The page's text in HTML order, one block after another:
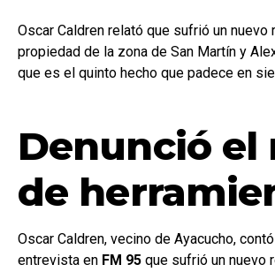
Oscar Caldren relató que sufrió un nuevo
propiedad de la zona de San Martín y
que es el quinto hecho que padece en
Denunció el
de
Oscar Caldren, vecino de Ayacucho,
entrevista en FM 95 que sufrió un nuevo